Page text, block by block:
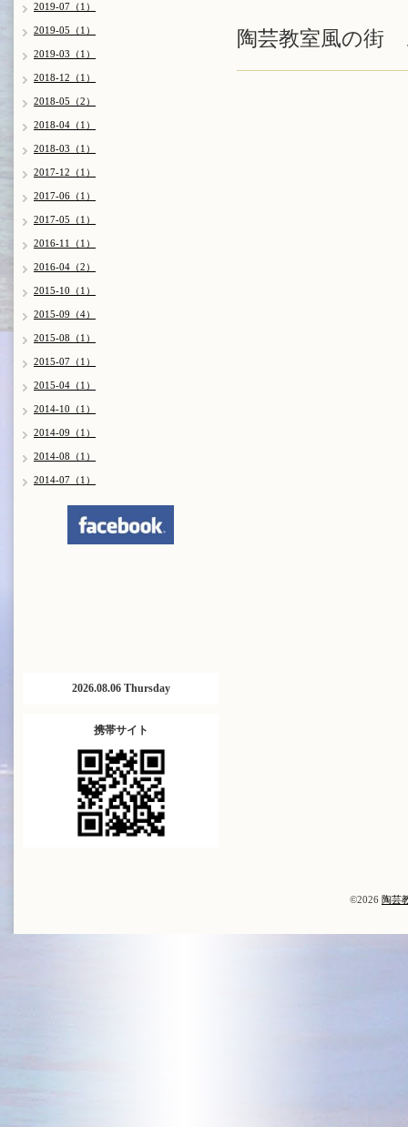
陶芸教室風の街
2019-07（1）
2019-05（1）
2019-03（1）
2018-12（1）
2018-05（2）
2018-04（1）
2018-03（1）
2017-12（1）
2017-06（1）
2017-05（1）
2016-11（1）
2016-04（2）
2015-10（1）
2015-09（4）
2015-08（1）
2015-07（1）
2015-04（1）
2014-10（1）
2014-09（1）
2014-08（1）
2014-07（1）
2026.08.06 Thursday
携帯サイト
©2026 陶芸